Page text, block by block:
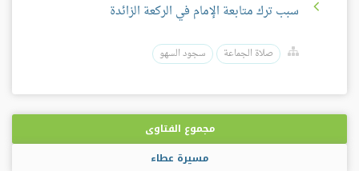
سبب ترك متابعة الإمام في الركعة الزائدة
صلاة الجماعة سجود السهو
مجموع الفتاوى
مسيرة عطاء